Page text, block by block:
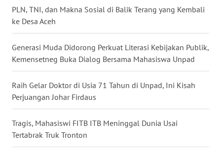
PLN, TNI, dan Makna Sosial di Balik Terang yang Kembali
ke Desa Aceh
Generasi Muda Didorong Perkuat Literasi Kebijakan Publik,
Kemensetneg Buka Dialog Bersama Mahasiswa Unpad
Raih Gelar Doktor di Usia 71 Tahun di Unpad, Ini Kisah
Perjuangan Johar Firdaus
Tragis, Mahasiswi FITB ITB Meninggal Dunia Usai
Tertabrak Truk Tronton
WN
BALI
WN
KALBAR
WN
KALTENG
WN
KALTARA